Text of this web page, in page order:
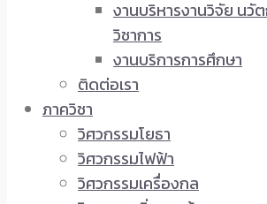
งานบริหารงานวิจัย นวั
วิชาการ
งานบริการการศึกษา
ติดต่อเรา
ภาควิชา
วิศวกรรมโยธา
วิศวกรรมไฟฟ้า
วิศวกรรมเครื่องกล